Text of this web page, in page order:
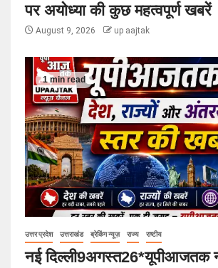
पर अयोध्या की कुछ महत्वपूर्ण खबरें
August 9, 2026 up aajtak
1 min read
उत्तर प्रदेश उत्तराखंड ब्रेकिंग न्यूज़ राज्य राष्टीय
नई दिल्ली9अगस्त26*यूपीआजतक